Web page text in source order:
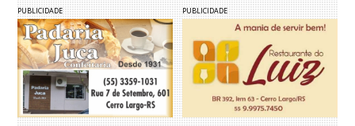
PUBLICIDADE PUBLICIDADE